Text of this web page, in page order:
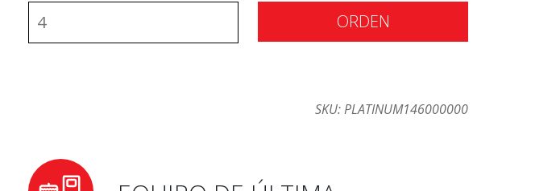
ORDEN
SKU:PLATINUM146000000